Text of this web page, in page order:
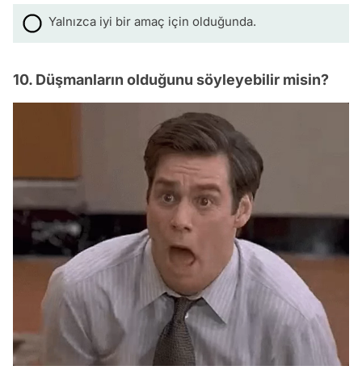
Yalnızca iyi bir amaç için olduğunda.
10. Düşmanların olduğunu söyleyebilir misin?